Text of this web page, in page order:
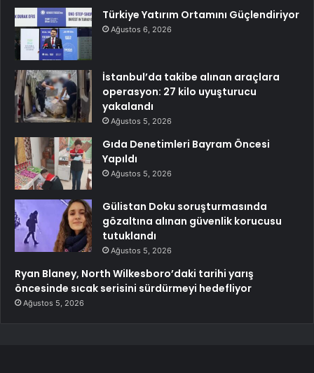
Türkiye Yatırım Ortamını Güçlendiriyor
Ağustos 6, 2026
İstanbul’da takibe alınan araçlara
operasyon: 27 kilo uyuşturucu
yakalandı
Ağustos 5, 2026
Gıda Denetimleri Bayram Öncesi
Yapıldı
Ağustos 5, 2026
Gülistan Doku soruşturmasında
gözaltına alınan güvenlik korucusu
tutuklandı
Ağustos 5, 2026
Ryan Blaney, North Wilkesboro’daki tarihi yarış
öncesinde sıcak serisini sürdürmeyi hedefliyor
Ağustos 5, 2026